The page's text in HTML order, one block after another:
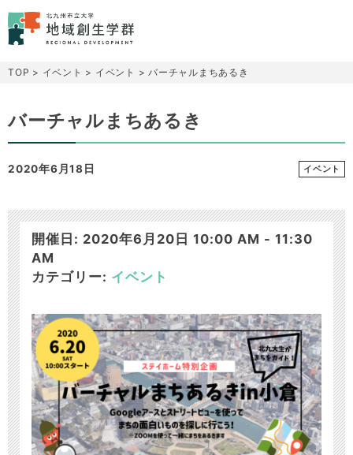
TOP > イベント > イベント > バーチャルまちあるき
バーチャルまちあるき
2020年6月18日 イベント
開催日: 2020年6月20日 10:00 AM - 11:30
AM
カテゴリー: イベント